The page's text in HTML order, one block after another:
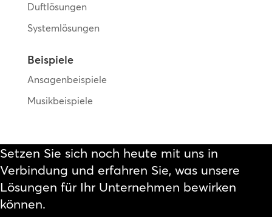
Duftlösungen
Systemlösungen
Beispiele
Ansagenbeispiele
Musikbeispiele
Setzen Sie sich noch heute mit uns in
Verbindung und erfahren Sie, was unsere
Lösungen für Ihr Unternehmen bewirken
können.